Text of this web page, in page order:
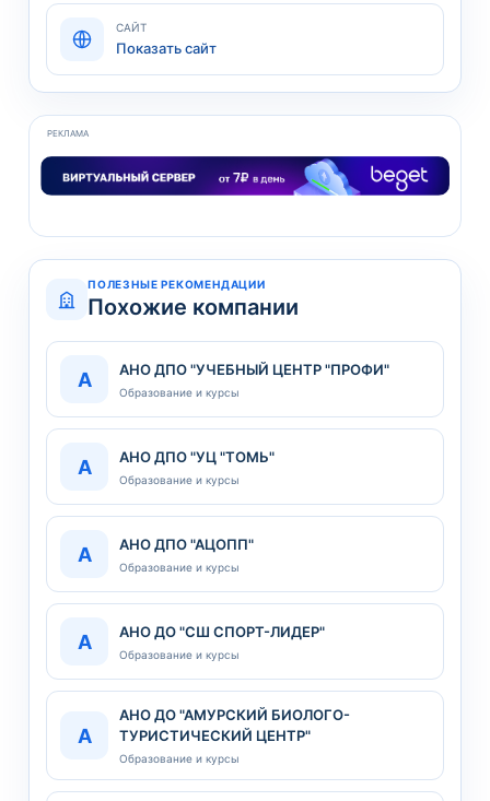
САЙТ
Показать сайт
РЕКЛАМА
ПОЛЕЗНЫЕ РЕКОМЕНДАЦИИ
Похожие компании
А АНО ДПО "УЧЕБНЫЙ ЦЕНТР "ПРОФИ"
Образование и курсы
А АНО ДПО "УЦ "ТОМЬ"
Образование и курсы
А АНО ДПО "АЦОПП"
Образование и курсы
А АНО ДО "СШ СПОРТ-ЛИДЕР"
Образование и курсы
А
АНО ДО "АМУРСКИЙ БИОЛОГО-
ТУРИСТИЧЕСКИЙ ЦЕНТР"
Образование и курсы